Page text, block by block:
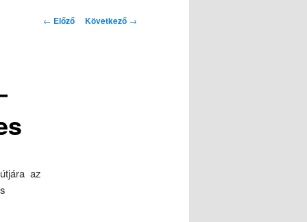
Bejegyzés navigáció
← Előző Következő →
az